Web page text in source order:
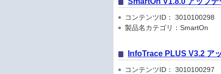
コンテンツID： 3010100298
製品名カテゴリ：SmartOn
InfoTrace PLUS V3.2 ア
コンテンツID： 3010100297